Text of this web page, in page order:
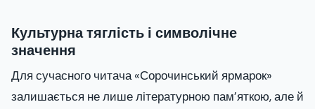
Культурна тяглість і символічне
значення
Для сучасного читача «Сорочинський ярмарок»
залишається не лише літературною пам’яткою, але й